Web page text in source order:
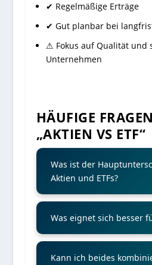
✔ Regelmäßige Erträge
✔ Gut planbar bei
⚠ Fokus auf Qualität und
Unternehmen
HÄUFIGE
„AKTIEN VS ETF“
Was ist der
Aktien und ETFs?
Was eignet sich besser
Kann ich beides